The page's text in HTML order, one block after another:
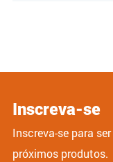
Inscreva-se
Inscreva-se para
próximos produtos.